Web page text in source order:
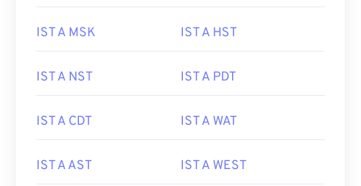
IST A MSK IST A HST
IST A NST IST A PDT
IST A CDT IST A WAT
IST A AST IST A WEST